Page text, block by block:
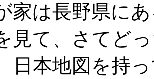
は長野県に
見て、さてど
日本地図を持